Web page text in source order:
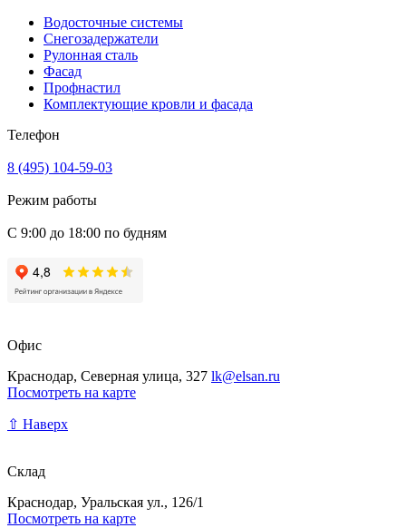
Водосточные системы
Снегозадержатели
Рулонная сталь
Фасад
Профнастил
Комплектующие кровли и фасада
Телефон
8 (495) 104-59-03
Режим работы
С 9:00 до 18:00 по будням
Офис
Краснодар, Северная улица, 327 lk@elsan.ru
Посмотреть на карте
⇧ Наверх
Склад
Краснодар, Уральская ул., 126/1
Посмотреть на карте